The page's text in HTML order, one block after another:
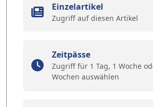
Einzelartikel
Zugriff auf diesen Artikel
Zeitpässe
Zugriff für 1 Tag, 1 Woche
Wochen auswählen